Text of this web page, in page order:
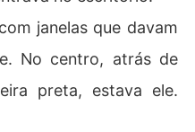
janelas que davam
No centro, atrás de
preta, estava ele.